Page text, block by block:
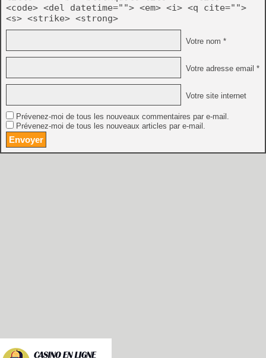
<code> <del datetime=""> <em> <i> <q cite="">
<s> <strike> <strong>
Votre nom *
Votre adresse email *
Votre site internet
Prévenez-moi de tous les nouveaux commentaires par e-mail.
Prévenez-moi de tous les nouveaux articles par e-mail.